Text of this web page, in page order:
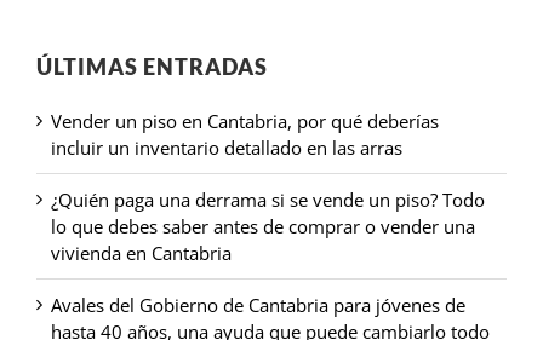
ÚLTIMAS ENTRADAS
Vender un piso en Cantabria, por qué deberías
incluir un inventario detallado en las arras
¿Quién paga una derrama si se vende un piso? Todo
lo que debes saber antes de comprar o vender una
vivienda en Cantabria
Avales del Gobierno de Cantabria para jóvenes de
hasta 40 años, una ayuda que puede cambiarlo todo